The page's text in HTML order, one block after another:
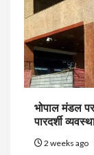
भोपाल मंडल
पारदर्शी
2 weeks ago